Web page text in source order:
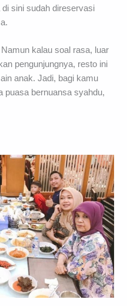
sini sudah direservasi
kalau soal rasa, luar
pengunjungnya, resto ini
anak. Jadi, bagi kamu
puasa bernuansa syahdu,